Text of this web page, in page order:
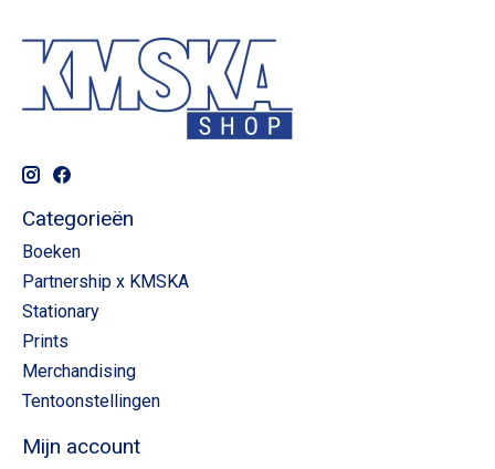
Categorieën
Boeken
Partnership x KMSKA
Stationary
Prints
Merchandising
Tentoonstellingen
Mijn account